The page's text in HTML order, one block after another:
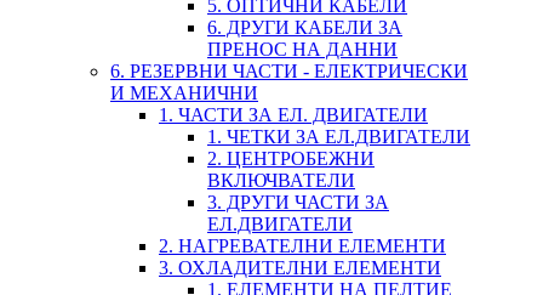
5. ОПТИЧНИ КАБЕЛИ
6. ДРУГИ КАБЕЛИ ЗА
ПРЕНОС НА ДАННИ
6. РЕЗЕРВНИ ЧАСТИ - ЕЛЕКТРИЧЕСКИ
И МЕХАНИЧНИ
1. ЧАСТИ ЗА ЕЛ. ДВИГАТЕЛИ
1. ЧЕТКИ ЗА ЕЛ.ДВИГАТЕЛИ
2. ЦЕНТРОБЕЖНИ
ВКЛЮЧВАТЕЛИ
3. ДРУГИ ЧАСТИ ЗА
ЕЛ.ДВИГАТЕЛИ
2. НАГРЕВАТЕЛНИ ЕЛЕМЕНТИ
3. ОХЛАДИТЕЛНИ ЕЛЕМЕНТИ
1. ЕЛЕМЕНТИ НА ПЕЛТИЕ